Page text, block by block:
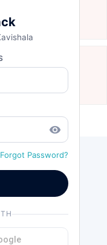
द...
...
remove_red_eye
Forgot Password?